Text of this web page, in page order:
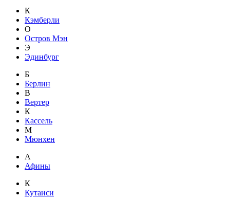
К
Кэмберли
О
Остров Мэн
Э
Эдинбург
Б
Берлин
В
Вертер
К
Кассель
М
Мюнхен
А
Афины
К
Кутаиси